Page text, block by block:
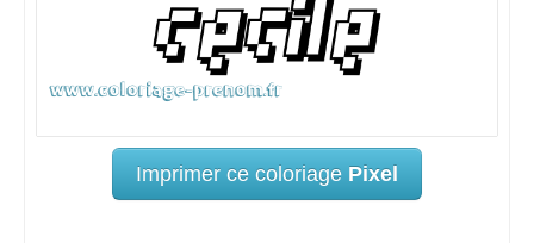
Imprimer ce coloriage Pixel